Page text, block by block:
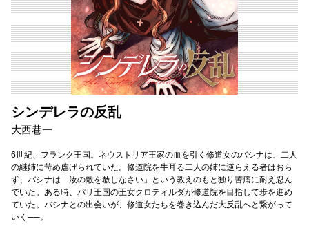
シンデレラの反乱
大西巷一
6世紀、フランク王国。ネウストリア王家の血を引く修道女のバシナは、二人
の継姉に苛め虐げられていた。修道院を牛耳る二人の姉に逆らえる者はおら
ず、バシナは「汝の敵を赦しなさい」という教えのもと独り苦痛に耐え忍ん
でいた。ある時、パリ王国の王女クロティルダが修道院を目指して歩を進め
ていた。バシナとの出会いが、修道女たちを巻き込んだ大反乱へと繋がって
いく──。